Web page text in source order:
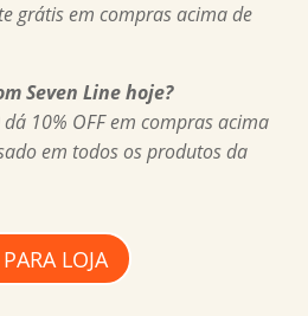
grátis em compras acima de
Seven Linehoje?
dá 10% OFF em compras acima
em todos os produtos da
LOJA